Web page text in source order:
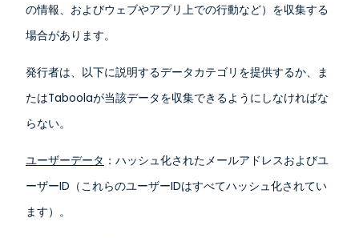
の情報、およびウェブやアプリ上での行動など）を収集する
場合があります。
発行者は、以下に説明するデータカテゴリを提供するか、ま
たはTaboolaが当該データを収集できるようにしなければな
らない。
ユーザーデータ ：ハッシュ化されたメールアドレスおよびユ
ーザーID（これらのユーザーIDはすべてハッシュ化されてい
ます）。